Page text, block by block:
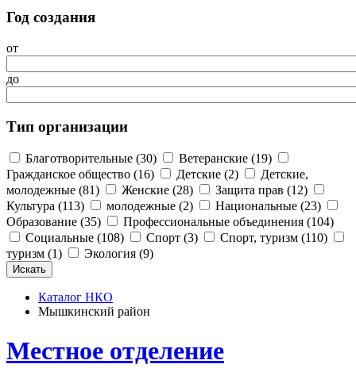
Год создания
от
до
Тип организации
Благотворительные (30)
Ветеранские (19)
Гражданское общество (16)
Детские (2)
Детские,
молодежные (81)
Женские (28)
Защита прав (12)
Культура (113)
молодежные (2)
Национальные (23)
Образование (35)
Профессиональные объединения (104)
Социальные (108)
Спорт (3)
Спорт, туризм (110)
туризм (1)
Экология (9)
Каталог НКО
Мышкинский район
Местное отделение